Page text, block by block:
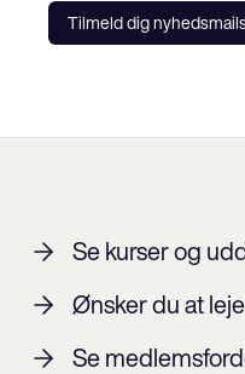
Tilmeld dig
Se kurser og
Ønsker du at
Se